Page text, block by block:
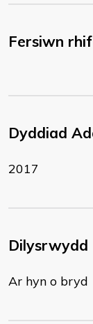
Fersiwn rhif
Dyddiad
2017
Dilysrwydd
Ar hyn o bryd